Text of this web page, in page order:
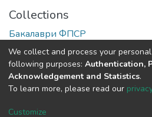
Collections
Бакалаври ФПСР
Full item page
DSpace software copyright ©
Cookie
We collect and process your
following purposes: Authentication,
Acknowledgement and Statistics.
To learn more, please read our
Customize